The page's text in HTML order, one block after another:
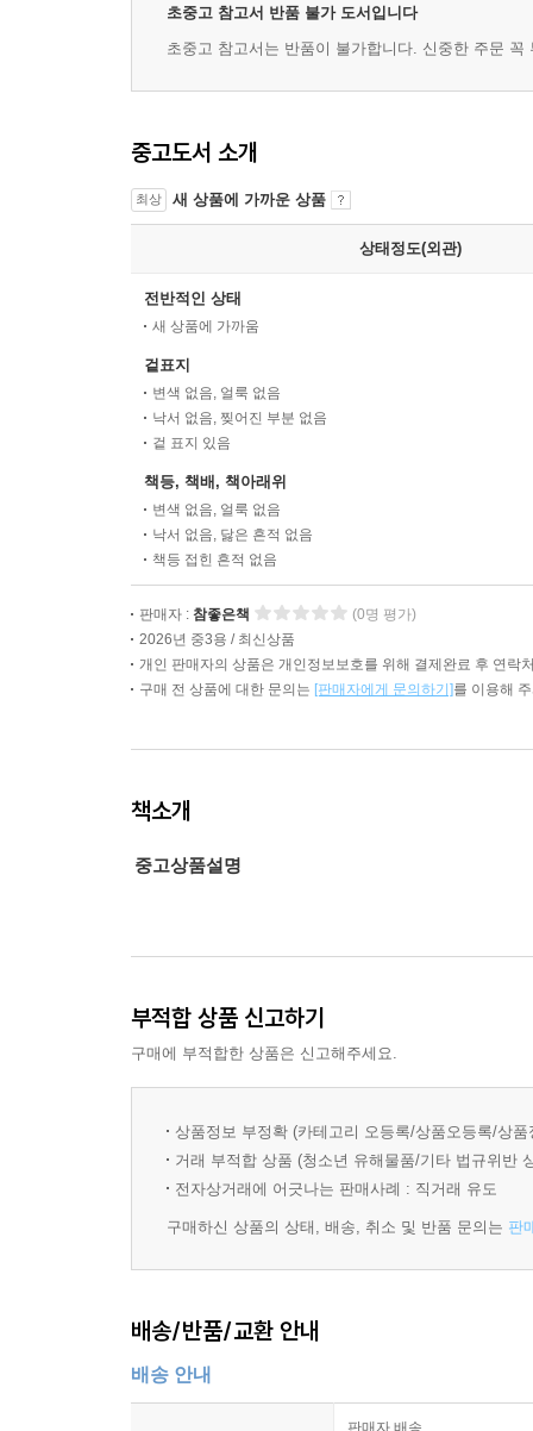
초중고 참고서 반품 불가 도서입니다
초중고 참고서는 반품이 불가합니다. 신중한 주문 꼭
중고도서 소개
최상 새 상품에 가까운 상품
상태정도(외관)
전반적인 상태
새 상품에 가까움
겉표지
변색 없음, 얼룩 없음
낙서 없음, 찢어진 부분 없음
겉 표지 있음
책등, 책배, 책아래위
변색 없음, 얼룩 없음
낙서 없음, 닳은 흔적 없음
책등 접힌 흔적 없음
판매자 : 참좋은책
(0명 평가)
2026년 중3용 / 최신상품
개인 판매자의 상품은 개인정보보호를 위해 결제완료 후 연락
구매 전 상품에 대한 문의는 [판매자에게 문의하기]를 이용해
책소개
중고상품설명
부적합 상품 신고하기
구매에 부적합한 상품은 신고해주세요.
상품정보 부정확 (카테고리 오등록/상품오등록/상
거래 부적합 상품 (청소년 유해물품/기타 법규위반
전자상거래에 어긋나는 판매사례 : 직거래 유도
구매하신 상품의 상태, 배송, 취소 및 반품 문의는 판
배송/반품/교환 안내
배송 안내
판매자 배송